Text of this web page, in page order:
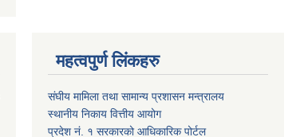
महत्वपुर्ण लिंकहरु
संघीय मामिला तथा सामान्य प्रशासन मन्त्रालय
स्थानीय निकाय वित्तीय आयोग
प्रदेश नं. १ सरकारको आधिकारिक पोर्टल